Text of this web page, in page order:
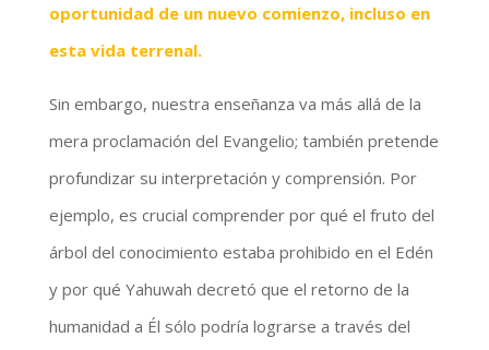
oportunidad de un nuevo comienzo, incluso en
esta vida terrenal.
Sin embargo, nuestra enseñanza va más allá de la
mera proclamación del Evangelio; también pretende
profundizar su interpretación y comprensión. Por
ejemplo, es crucial comprender por qué el fruto del
árbol del conocimiento estaba prohibido en el Edén
y por qué Yahuwah decretó que el retorno de la
humanidad a Él sólo podría lograrse a través del